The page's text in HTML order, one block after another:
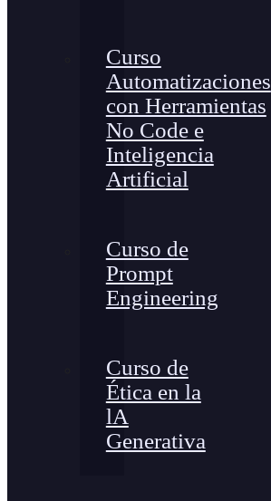
Curso
Automatizaciones
con Herramientas
No Code e
Inteligencia
Artificial
Curso de
Prompt
Engineering
Curso de
Ética en la
lA
Generativa